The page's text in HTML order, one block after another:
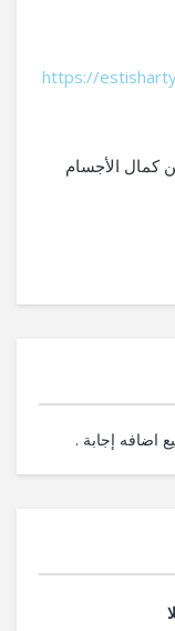
https://
كمال الأجسام
اضافه إجابة .